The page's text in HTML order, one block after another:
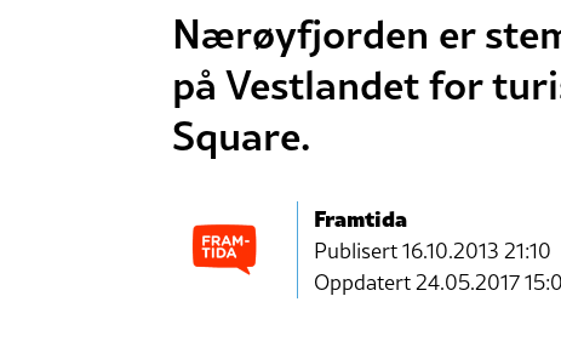
Nærøyfjorden er
på Vestlandet for
Square.
Framtida
Publisert16.10.2013 21:10
Oppdatert 24.05.2017